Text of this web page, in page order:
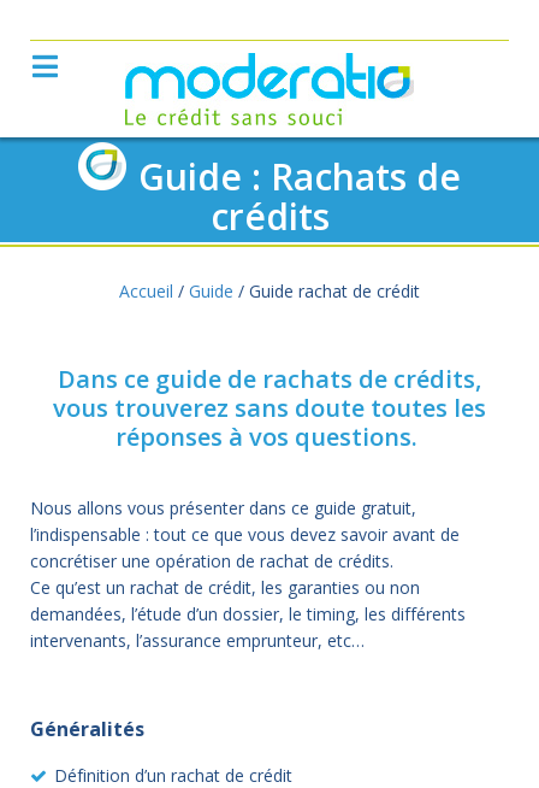
Guide : Rachats de
crédits
Accueil / Guide / Guide rachat de crédit
Dans ce guide de rachats de crédits,
vous trouverez sans doute toutes les
réponses à vos questions.
Nous allons vous présenter dans ce guide gratuit,
l’indispensable : tout ce que vous devez savoir avant de
concrétiser une opération de rachat de crédits.
Ce qu’est un rachat de crédit, les garanties ou non
demandées, l’étude d’un dossier, le timing, les différents
intervenants, l’assurance emprunteur, etc…
Généralités
Définition d’un rachat de crédit